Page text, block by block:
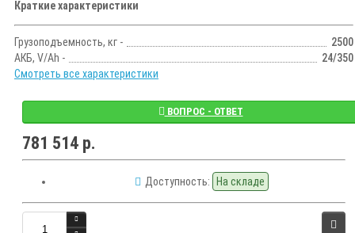
Краткие характеристики
Грузоподъемность, кг -
2500
АКБ, V/Ah -
24/350
Смотреть все характеристики
ВОПРОС - ОТВЕТ
781 514 р.
Доступность: На складе